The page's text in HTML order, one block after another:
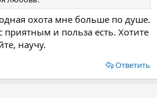
охота мне больше по душе.
приятным и польза есть. Хотите
научу.
Ответить